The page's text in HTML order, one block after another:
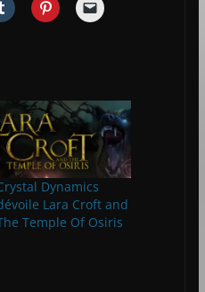
Dynamics
Lara Croft and
Temple Of Osiris